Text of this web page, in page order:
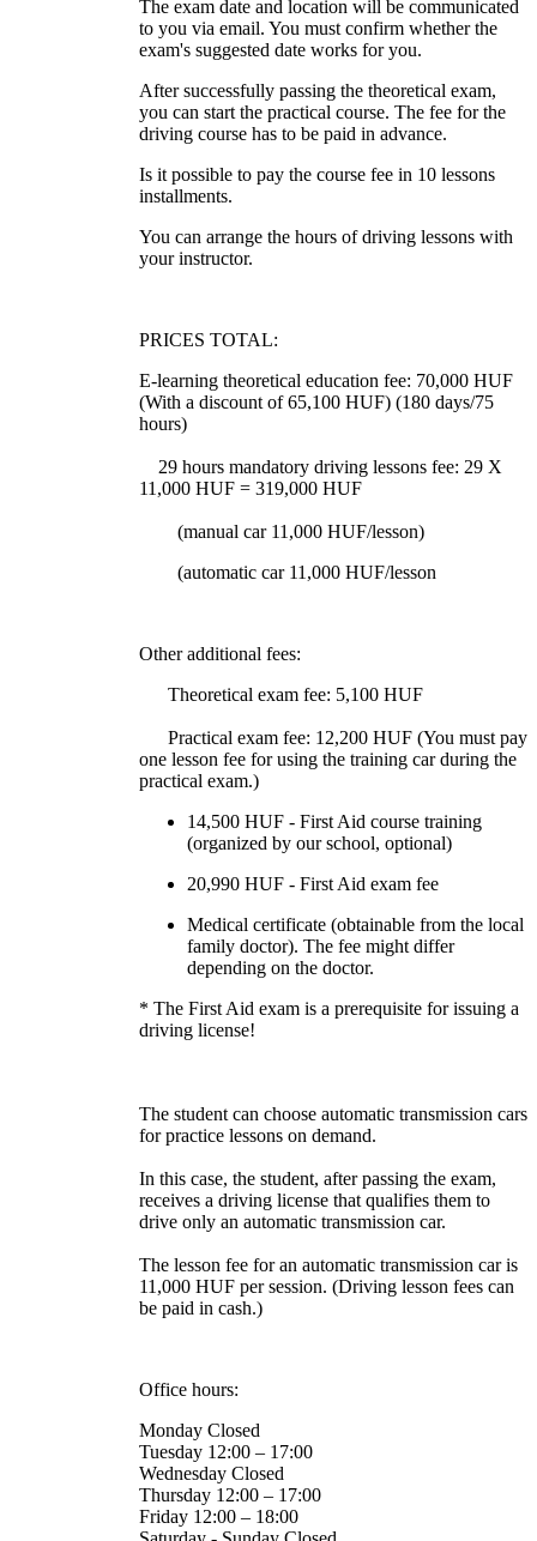
The exam date and location will be communicated
to you via email. You must confirm whether the
exam's suggested date works for you.
After successfully passing the theoretical exam,
you can start the practical course. The fee for the
driving course has to be paid in advance.
Is it possible to pay the course fee in 10 lessons
installments.
You can arrange the hours of driving lessons with
your instructor.
PRICES TOTAL:
E-learning theoretical education fee: 70,000 HUF
(With a discount of 65,100 HUF) (180 days/75
hours)
29 hours mandatory driving lessons fee: 29 X
11,000 HUF = 319,000 HUF
(manual car 11,000 HUF/lesson)
(automatic car 11,000 HUF/lesson
Other additional fees:
Theoretical exam fee: 5,100 HUF
Practical exam fee: 12,200 HUF (You must pay
one lesson fee for using the training car during the
practical exam.)
14,500 HUF - First Aid course training
(organized by our school, optional)
20,990 HUF - First Aid exam fee
Medical certificate (obtainable from the local
family doctor). The fee might differ
depending on the doctor.
* The First Aid exam is a prerequisite for issuing a
driving license!
The student can choose automatic transmission cars
for practice lessons on demand.
In this case, the student, after passing the exam,
receives a driving license that qualifies them to
drive only an automatic transmission car.
The lesson fee for an automatic transmission car is
11,000 HUF per session. (Driving lesson fees can
be paid in cash.)
Office hours:
Monday Closed
Tuesday 12:00 – 17:00
Wednesday Closed
Thursday 12:00 – 17:00
Friday 12:00 – 18:00